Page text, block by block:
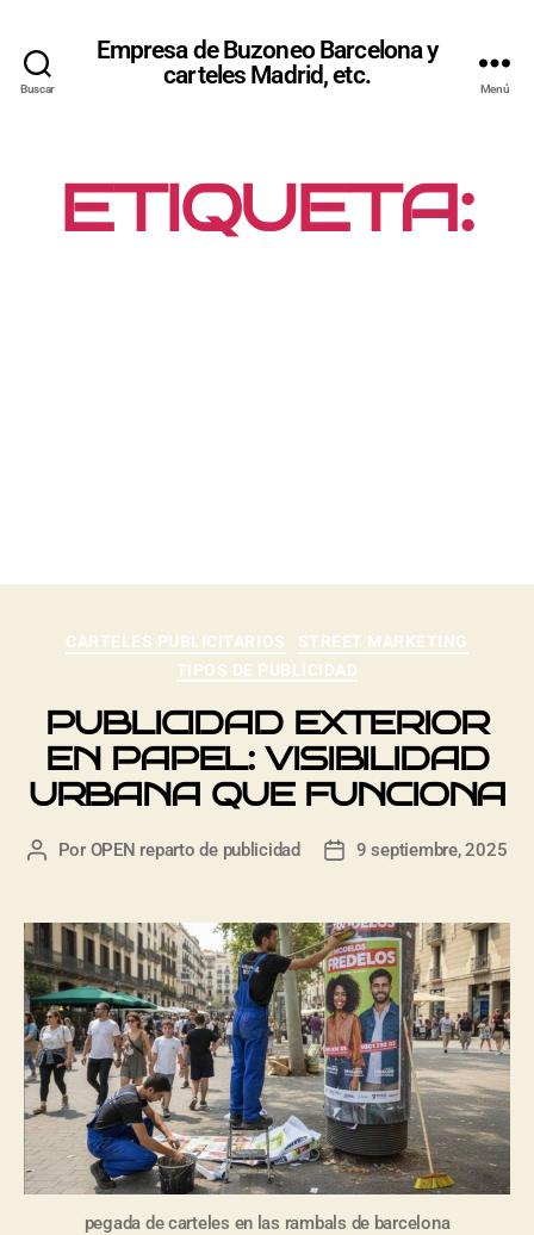
Buscar
Empresa de Buzoneo Barcelona y
carteles Madrid, etc.
Menú
ETIQUETA:
CARTELES PUBLICITARIOS
STREET MARKETING
TIPOS DE PUBLICIDAD
PUBLICIDAD EXTERIOR
EN PAPEL: VISIBILIDAD
URBANA QUE FUNCIONA
Por OPEN reparto de publicidad 9 septiembre, 2025
pegada de carteles en las rambals de barcelona